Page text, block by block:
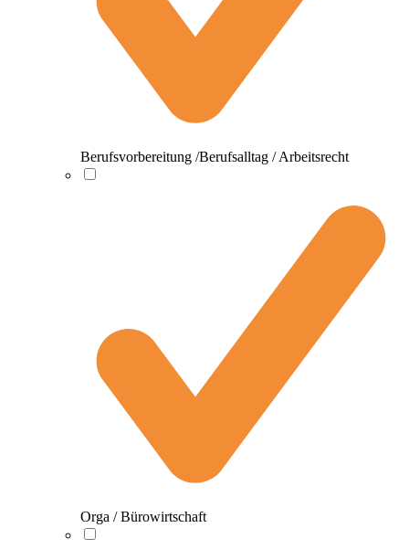
Berufsvorbereitung /Berufsalltag / Arbeitsrecht
Orga / Bürowirtschaft